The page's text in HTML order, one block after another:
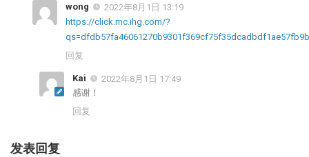
wong
2022年8月1日 13:19
https://click.mc.ihg.com/?
回复
Kai
2022年8月1日 17:49
感谢！
回复
发表回复